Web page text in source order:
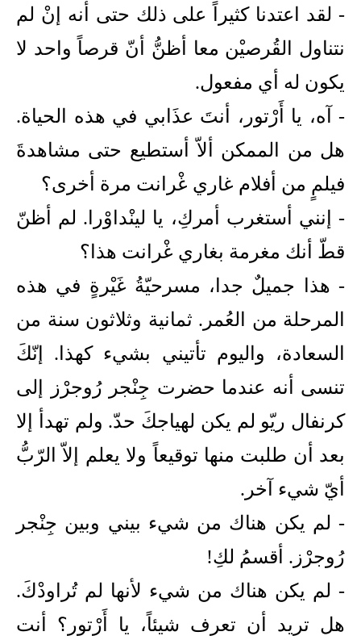
- لقد اعتدنا كثيراً على ذلك حتى أنه إنْ لم
نتناول القُرصيْن معا أظنُّ أنّ قرصاً واحد لا
يكون له أي مفعول.
- آه، يا أَرْتور، أنتَ عذَابي في هذه الحياة.
هل من الممكن ألاّ أستطيع حتى مشاهدةَ
فيلمٍ من أفلام غاري غْرانت مرة أخرى؟
- إنني أستغرب أمركِ، يا لينْداوْرا. لم أظنّ
قطّ أنك مغرمة بغاري غْرانت هذا؟
- هذا جميلٌ جدا، مسرحيّةُ غَيْرةٍ في هذه
المرحلة من العُمر. ثمانية وثلاثون سنة من
السعادة، واليوم تأتيني بشيء كهذا. إنّكَ
تنسى أنه عندما حضرت جِنْجر رُوجرْز إلى
كرنفال ريّو لم يكن لهياجكَ حدّ. ولم تهدأ إلا
بعد أن طلبت منها توقيعاً ولا يعلم إلاّ الرّبُّ
أيّ شيء آخر.
- لم يكن هناك من شيء بيني وبين جِنْجر
رُوجرْز. أقسمُ لكِ!
- لم يكن هناك من شيء لأنها لم تُراودْكَ.
هل تريد أن تعرف شيئاً، يا أَرْتور؟ أنت